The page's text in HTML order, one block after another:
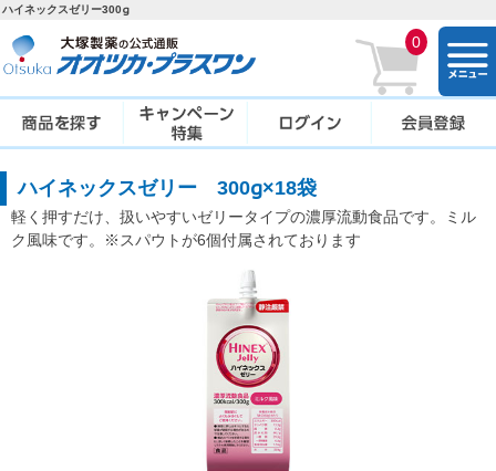
ハイネックスゼリー300g
0
ハイネックスゼリー 300g×18袋
軽く押すだけ、扱いやすいゼリータイプの濃厚流動食品です。ミル
ク風味です。※スパウトが6個付属されております